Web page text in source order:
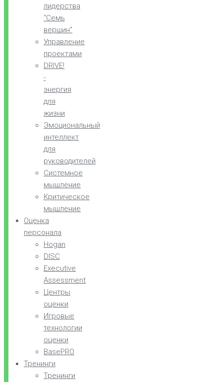
лидерства
"Семь
вершин"
Управление
проектами
DRIVE!
-
энергия
для
жизни
Эмоциональный
интеллект
для
руководителей
Системное
мышление
Критическое
мышление
Оценка
персонала
Hogan
DISC
Executive
Assessment
Центры
оценки
Игровые
технологии
оценки
BasePRO
Тренинги
Тренинги